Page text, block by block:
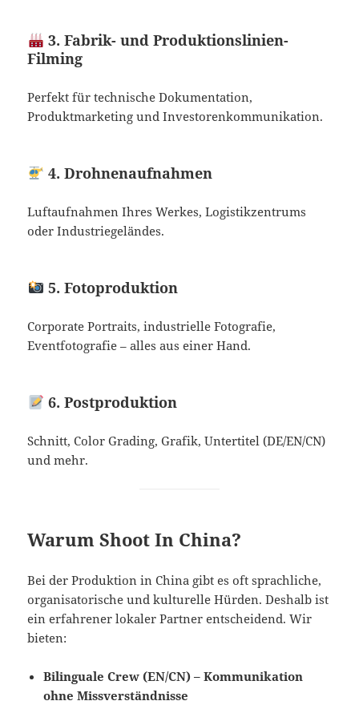
3. Fabrik- und Produktionslinien-
Filming
Perfekt für technische Dokumentation,
Produktmarketing und Investorenkommunikation.
4. Drohnenaufnahmen
Luftaufnahmen Ihres Werkes, Logistikzentrums
oder Industriegeländes.
5. Fotoproduktion
Corporate Portraits, industrielle Fotografie,
Eventfotografie – alles aus einer Hand.
6. Postproduktion
Schnitt, Color Grading, Grafik, Untertitel (DE/EN/CN)
und mehr.
Warum Shoot In China?
Bei der Produktion in China gibt es oft sprachliche,
organisatorische und kulturelle Hürden. Deshalb ist
ein erfahrener lokaler Partner entscheidend. Wir
bieten:
Bilinguale Crew (EN/CN) – Kommunikation
ohne Missverständnisse